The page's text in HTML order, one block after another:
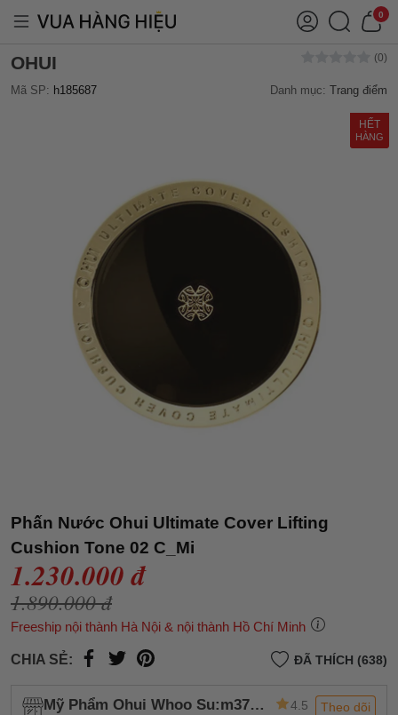
0
OHUI
Mã SP: h185687 Danh mục: Trang điểm
HẾT
HÀNG
Phấn Nước Ohui Ultimate Cover Lifting
Cushion Tone 02 C_Mi
1.230.000 đ
1.890.000 đ
Freeship nội thành Hà Nội & nội thành Hồ Chí Minh
CHIA SẺ: ĐÃ THÍCH (638)
Mỹ Phẩm Ohui Whoo Su:m37
4.5 Theo dõi